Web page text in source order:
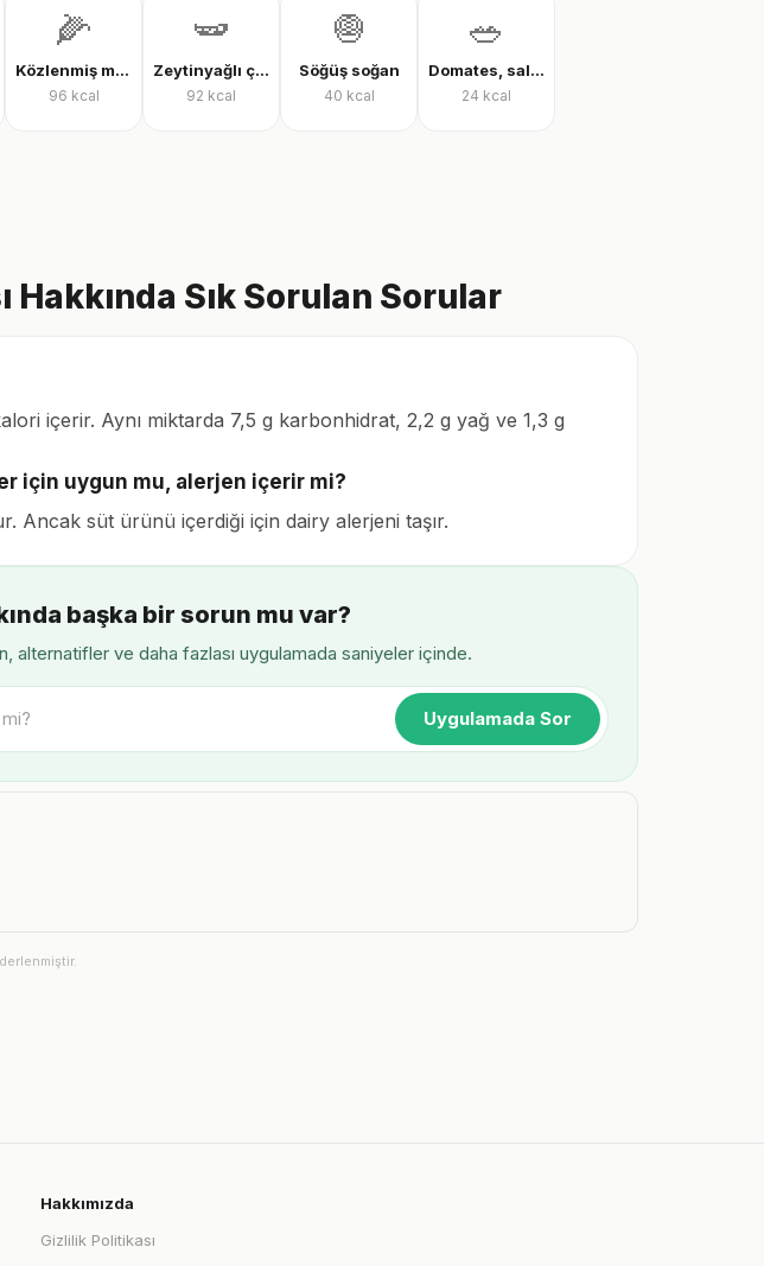
🌽
Közlenmiş mısır
96 kcal
🫛
Zeytinyağlı çalı fasulyesi
92 kcal
🧅
Söğüş soğan
40 kcal
🥗
Domates, salatalık ve biber salatası
24 kcal
Hakkında Sık Sorulan Sorular
içerir. Aynı miktarda 7,5 g karbonhidrat, 2,2 g yağ ve 1,3 g
için uygun mu, alerjen içerir mi?
Ancak süt ürünü içerdiği için dairy alerjeni taşır.
başka bir sorun mu var?
ve daha fazlası uygulamada saniyeler içinde.
Uygulamada Sor
Hakkımızda
Gizlilik Politikası